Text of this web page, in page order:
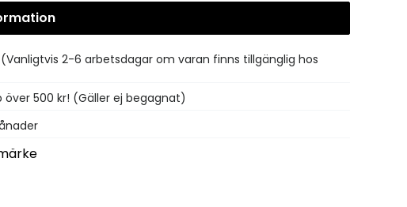
(Vanligtvis 2-6 arbetsdagar om varan finns tillgänglig hos
över 500 kr! (Gäller ej begagnat)